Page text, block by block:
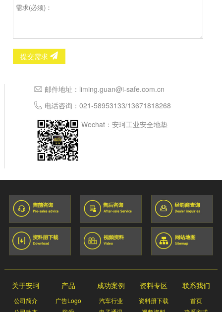
提交需求
邮件地址： liming.guan@i-safe.com.cn
电话咨询： 021-58953133/13671818268
Wechat：安珂工业安全地垫
关于安珂
公司简介
产品
广告Logo
成功案例
汽车行业
资料专区
资料册下载
联系我们
首页